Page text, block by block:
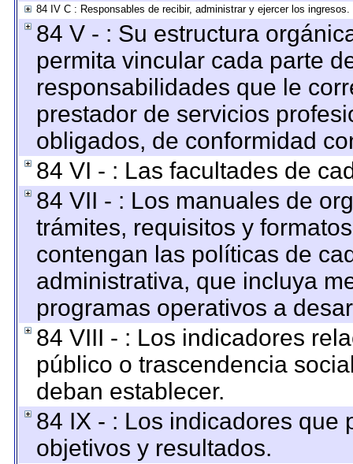
84 IV C : Responsables de recibir, administrar y ejercer los ingresos.
84 V - : Su estructura
permita vincular cada parte
responsabilidades que le
prestador de servicios
obligados, de conformidad
84 VI - : Las facultades de
84 VII - : Los manuales de
trámites, requisitos y
contengan las políticas de
administrativa, que incluya
programas operativos a
84 VIII - : Los indicadores
público o trascendencia
deban establecer.
84 IX - : Los indicadores que
objetivos y resultados.